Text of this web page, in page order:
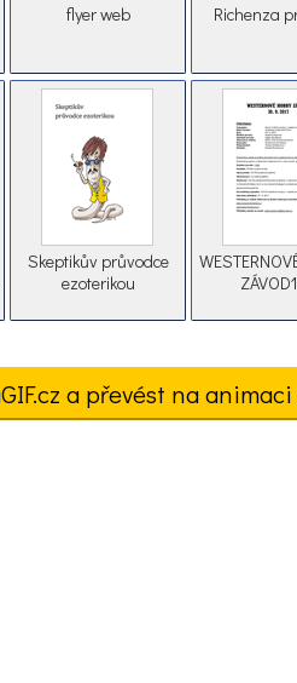
flyer web Richenza
Skeptikův průvodce
ezoterikou
a převést na animaci